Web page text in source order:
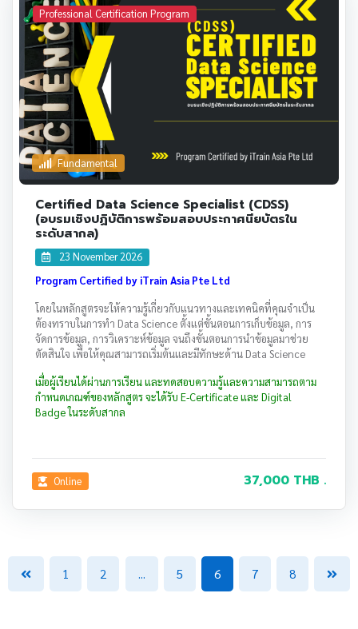
Professional Certification Program
Fundamental
Certified Data Science Specialist (CDSS)
(อบรมเชิงปฏิบัติการพร้อมสอบประกาศนียบัตรใน
ระดับสากล)
23 November 2026
Program Certified by iTrain Asia Pte Ltd
โดยในหลักสูตรจะให้ความรู้เกี่ยวกับแนวทางและเทคนิคที่คุณจำเป็น
ต้องทราบในการทำ Data Science ตั้งแต่ขั้นตอนการเก็บข้อมูล, การ
จัดการข้อมูล, การวิเคราะห์ข้อมูล จนถึงขั้นตอนการนำข้อมูลมาช่วย
ตัดสินใจ เพื่อให้คุณสามารถเริ่มต้นและมีทักษะด้าน Data Science
เมื่อผู้เรียนได้ผ่านการเรียน และทดสอบความรู้และความสามารถตาม
กำหนดเกณฑ์ของหลักสูตร จะได้รับ E-Certificate และ Digital
Badge ในระดับสากล
Online 37,000 THB .
1 2 5 6 7 8